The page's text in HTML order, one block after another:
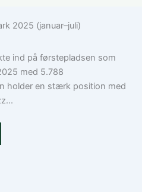
2025 (januar–juli)
ind på førstepladsen som
med 5.788
holder en stærk position med